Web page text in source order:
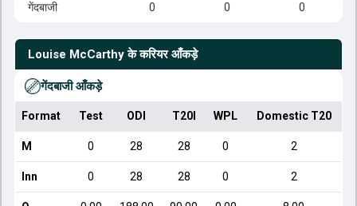
गेंदबाजी 0 0 0
Louise McCarthy के करियर आँकड़े
गेंदबाजी आँकड़े
Format Test ODI T20I WPL Domestic T20
M 0 28 28 0 2
Inn 0 28 28 0 2